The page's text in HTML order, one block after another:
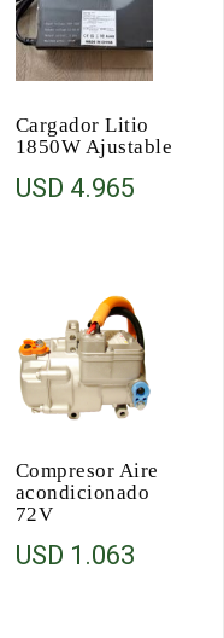
Cargador Litio
1850W Ajustable
USD 4.965
Compresor Aire
acondicionado
72V
USD 1.063